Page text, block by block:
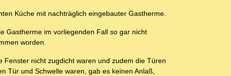
Küche mit nachträglich eingebauter Gastherme.
Gastherme im vorliegenden Fall so gar nicht
worden.
nicht zugdicht waren und zudem die Türen
Tür und Schwelle waren, gab es keinen Anlaß,